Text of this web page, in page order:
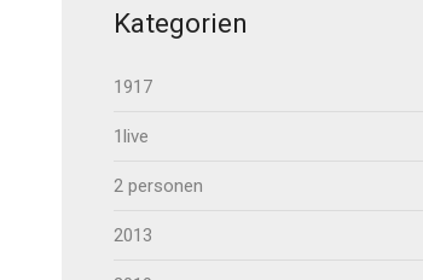
Kategorien
1917
1live
2 personen
2013